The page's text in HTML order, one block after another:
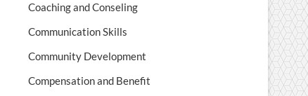
Coaching and Conseling
Communication Skills
Community Development
Compensation and Benefit